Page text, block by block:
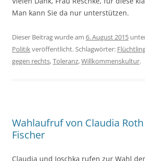
Man kann Sie da nur unterstützen.
Dieser Beitrag wurde am 6. August 2015
Politikveröffentlicht. Schlagwörter:
gegen rechts,Toleranz,Willkommenskultur.
Wahlaufruf von Claudia
Fischer
Claudia und Joschka rufen zur Wahl